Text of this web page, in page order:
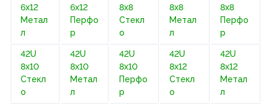
6х12
Метал
л
6х12
Перфо
р
8х8
Стекл
о
8х8
Метал
л
8х8
Перфо
р
42U
8х10
Стекл
о
42U
8х10
Метал
л
42U
8х10
Перфо
р
42U
8х12
Стекл
о
42U
8х12
Метал
л